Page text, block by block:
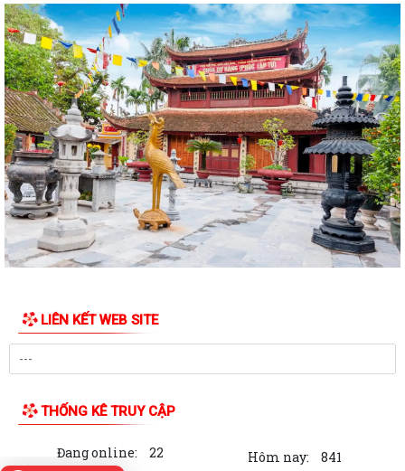
Thông báo về thông hồ sơ dự thảo Nghị quyết quy phạm pháp luật về
dự thảo Nghị quyết của Hội đồng...
XÃ AN LÃO TRUYỀN THÔNG VỀ DỰ THẢO NGHỊ QUYẾT QUY ĐỊNH
MỨC CHI THĂM, CHÚC TẾT NGUYÊN ĐÁN ĐỐI VỚI MỘT...
Đồng chí Bùi Thị Hưng, Phó Chủ tịch HĐND xã thăm, tặng quà gia đình
chính sách tiêu biểu nhân dịp...
XÃ AN LÃO TIẾP TỤC RA QUÂN BẢO ĐẢM TRẬT TỰ AN TOÀN GIAO
THÔNG, TRẬT TỰ CÔNG CỘNG VÀ VỆ SINH MÔI...
XÃ AN LÃO TỔ CHỨC HỘI NGHỊ TRIỂN KHAI CÔNG TÁC THU THẬP,
ĐOÀN KHẢO SÁT HĐND XÃ AN LÃO KHẢO SÁT VIỆC THỰC HIỆN CHÍNH
SÁCH, PHÁP LUẬT VỀ LAO ĐỘNG TẠI CÔNG TY...
AN LÃO CÔNG BỐ CÁC QUYẾT ĐỊNH THÀNH LẬP, KIỆN TOÀN TỔ CHỨC
LIÊN KẾT WEB SITE
THỐNG KÊ TRUY CẬP
Đang online: 22 Hôm nay: 841